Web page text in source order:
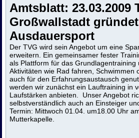
Amtsblatt: 23.03.2009
Großwallstadt
Ausdauersport
Der TVG wird sein Angebot um eine
erweitern. Ein gemeinsamer fester
als Plattform für das Grundlagentraining
Aktivitäten wie Rad fahren, Schwimmen
auch für den Erfahrungsaustausch
werden wir zunächst ein Lauftraining in
Laufstärken anbieten. Unser Angebot
selbstverständlich auch an Einsteiger
Termin: Mittwoch 01.04. um18.00 Uhr
Mutterkapelle.